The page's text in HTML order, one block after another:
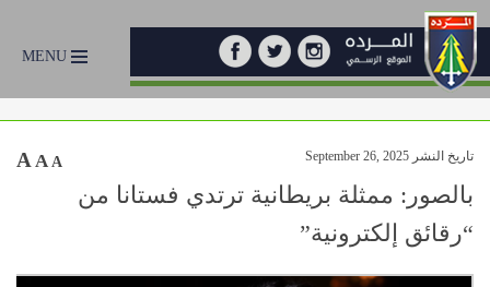
MENU
تاريخ النشر September 26, 2025 A A A
بالصور: ممثلة بريطانية ترتدي فستانا من
“رقائق إلكترونية”